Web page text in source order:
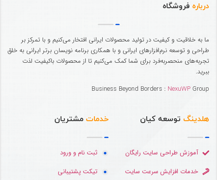
درباره فروشگاه
ما به خلاقیت و کیفیت در تولید محصولات ایرانی افتخار می‌کنیم و با تمرکز بر
طراحی و توسعه نرم‌افزارهای ایرانی و با همکاری برنامه نویسان برتر ایرانی به خلق
تجربه‌های منحصربه‌فرد برای شما کمک می‌کنیم تا از محصولات باکیفیت لذت
ببرید.
Business Beyond Borders : NexuWP Group
هلدینگ توسعه کیان
آموزش طراحی سایت رایگان
خدمات افزایش سرعت سایت
خدمات مشتریان
ثبت نام و ورود
تیکت پشتیبانی